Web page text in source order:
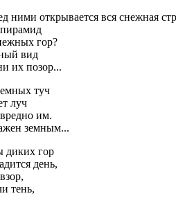
ними открывается вся снежная
гор?
вид
их позор...
туч
луч
им.
земным...
диких гор
день,
тень,